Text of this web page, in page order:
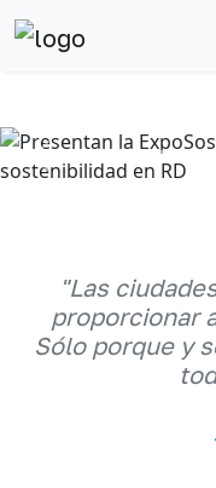
Anterior
"Las
proporcionar
Sólo porque y